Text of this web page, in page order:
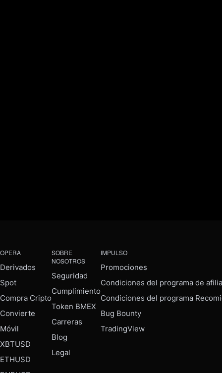
OPERA
Derivados
Spot
Compra Cripto
Convierte
Móvil
XBTUSD
ETHUSD
SOBRE
NOSOTROS
Seguridad
Cumplimiento
Token BMEX
Carreras
Blog
Legal
IMPULSO
Promociones
Condiciones del programa de
Condiciones del programa
Bug Bounty
TradingView